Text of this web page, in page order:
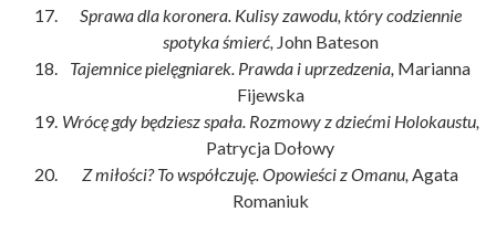
Sprawa dla koronera. Kulisy zawodu, który codziennie
spotyka śmierć, John Bateson
Tajemnice pielęgniarek. Prawda i uprzedzenia, Marianna
Fijewska
Wrócę gdy będziesz spała. Rozmowy z dziećmi Holokaustu,
Patrycja Dołowy
Z miłości? To współczuję. Opowieści z Omanu, Agata
Romaniuk